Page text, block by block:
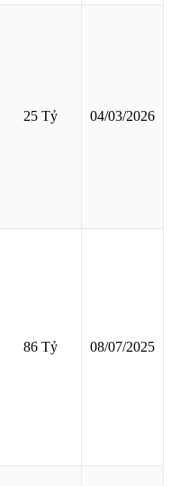
25 Tỷ 04/03/2026
86 Tỷ 08/07/2025